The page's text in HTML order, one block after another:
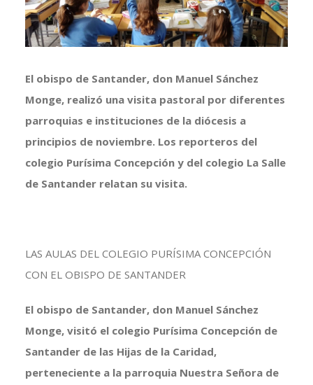
El obispo de Santander, don Manuel Sánchez
Monge, realizó una visita pastoral por diferentes
parroquias e instituciones de la diócesis a
principios de noviembre. Los reporteros del
colegio Purísima Concepción y del colegio La Salle
de Santander relatan su visita.
LAS AULAS DEL COLEGIO PURÍSIMA CONCEPCIÓN
CON EL OBISPO DE SANTANDER
El obispo de Santander, don Manuel Sánchez
Monge, visitó el colegio Purísima Concepción de
Santander de las Hijas de la Caridad,
perteneciente a la parroquia Nuestra Señora de